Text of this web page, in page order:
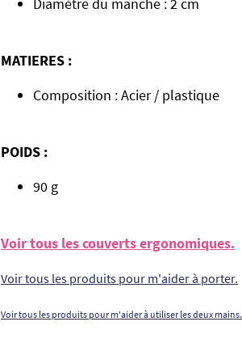
MATIERES :
Composition : Acier / plastique
POIDS :
90 g
Voir tous les couverts ergonomiques.
Voir tous les produits pour m'aider à porter.
Voir tous les produits pour m'aider à utiliser les deux mains.